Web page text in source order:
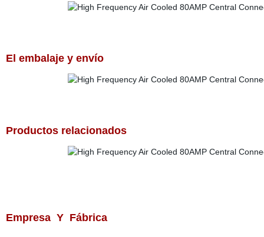
El embalaje y envío
Productos relacionados
Empresa Y Fábrica